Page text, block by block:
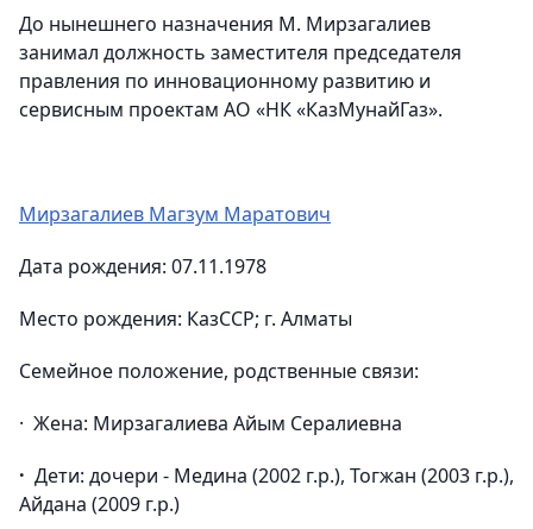
До нынешнего назначения М. Мирзагалиев
занимал должность заместителя председателя
правления по инновационному развитию и
сервисным проектам АО «НК «КазМунайГаз».
Мирзагалиев Магзум Маратович
Дата рождения: 07.11.1978
Место рождения: КазССР; г. Алматы
Семейное положение, родственные связи:
· Жена: Мирзагалиева Айым Сералиевна
· Дети: дочери - Медина (2002 г.р.), Тогжан (2003 г.р.),
Айдана (2009 г.р.)